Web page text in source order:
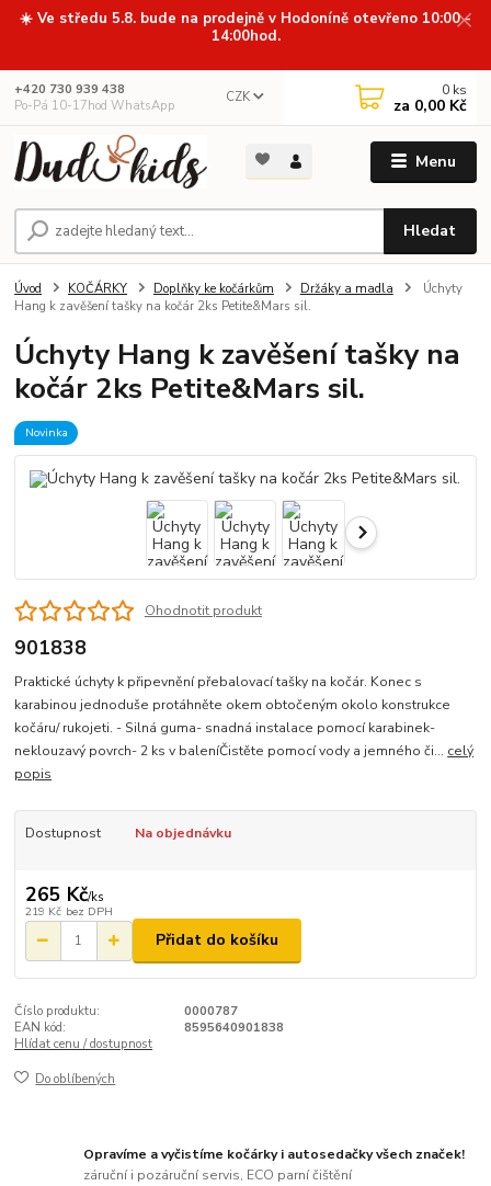
☀️ Ve středu 5.8. bude na prodejně v Hodoníně otevřeno 10:00 -
14:00hod.
Menu
CZK
Hledat
+420 730 939 438
Po-Pá 10-17hod WhatsApp
0 ks
za 0,00 Kč
Úvod KOČÁRKY Doplňky ke kočárkům Držáky a madla
Úchyty
Hang k zavěšení tašky na kočár 2ks Petite&Mars sil.
Úchyty Hang k zavěšení tašky na
kočár 2ks Petite&Mars sil.
Novinka
Ohodnotit produkt
901838
Praktické úchyty k připevnění přebalovací tašky na kočár. Konec s
karabinou jednoduše protáhněte okem obtočeným okolo konstrukce
kočáru/ rukojeti. - Silná guma- snadná instalace pomocí karabinek-
neklouzavý povrch- 2 ks v baleníČistěte pomocí vody a jemného či... celý
popis
Dostupnost Na objednávku
265 Kč/ks
219 Kč bez DPH
Přidat do košíku
Číslo produktu:
0000787
EAN kód:
8595640901838
Hlídat cenu / dostupnost
Do oblíbených
Opravíme a vyčistíme kočárky i autosedačky všech značek!
záruční i pozáruční servis, ECO parní čištění